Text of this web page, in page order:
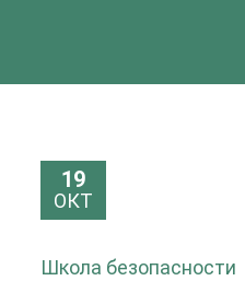
19
ОКТ
Школа безопасности